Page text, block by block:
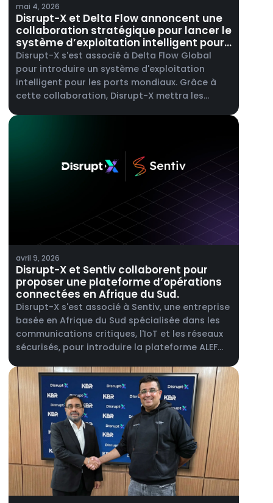
mai 4, 2026
Disrupt-X et Delta Flow annoncent une
collaboration stratégique pour lancer le
système d’exploitation intelligent pour
les ports mondiaux.
Disrupt-X s'est associé à Delta Flow Global
pour introduire un système d'exploitation
intelligent pour les ports mondiaux. Grâce à
cette collaboration, Disrupt-X mettra les
maintenance, la gestion des actifs de
avril 9, 2026
Disrupt-X et Sentiv collaborent pour
proposer une plateforme d’opérations
connectées en Afrique du Sud.
Disrupt-X s'est associé à Sentiv, une entreprise
basée en Afrique du Sud spécialisée dans les
communications critiques, l'IoT et les réseaux
sécurisés, pour introduire la plateforme ALEF